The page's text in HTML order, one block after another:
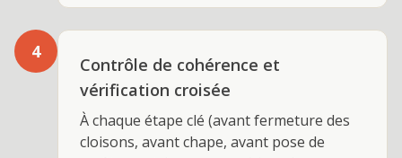
4
Contrôle de cohérence et
vérification croisée
À chaque étape clé (avant fermeture des
cloisons, avant chape, avant pose de